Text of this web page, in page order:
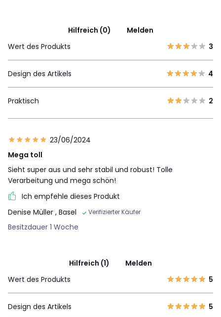
Hilfreich (0)
Melden
Wert des Produkts
3
Design des Artikels 4
Praktisch 2
23/06/2024
Mega toll
Sieht super aus und sehr stabil und robust! Tolle
Verarbeitung und mega schön!
Ich empfehle dieses Produkt
Denise Müller , Basel Verifizierter Käufer
Besitzdauer 1 Woche
Hilfreich (1)
Melden
Wert des Produkts
5
Design des Artikels 5